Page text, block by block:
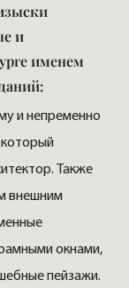
и
именем
и непременно
который
Также
внешним
окнами,
пейзажи.